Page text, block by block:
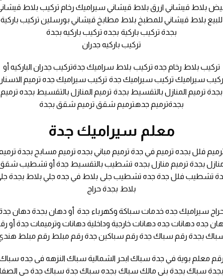
بلاط قيشاني ازرق بلاط قيشاني سيراميك رخام تركيب بلاط
للبيع بلاط قيشاني للمطبخ بلاط مطابخ قيشاني بورسلين تركيب باركية
بجدة تركيب باركية بجده تركيب باركيه بجدة
تركيب باركيه جدران
تركيب بلاط رخام جده تركيب بلاط سراميك جدةتركيب جدران الباركيه أو
سيراميك تركيب سيراميك جدة تركيب سيراميك جده ترميم
بجدة ترميم المنازل بالتقسيط بجدة ترميم المنازل بالتقسيط بجده ترميم
بجدةترميم جدهترميم شقق ترميم شقق بجدة
معلم سيراميك جدة
فلل بجده ترميم في جدة ترميم مباني بجده ترميم مسابح بجدة
بجدة ترميم منازل بجده تشطيب بالتقسيط جدة أو تشطيب
تشطيب فلل جدة جده تشطيب جلى بلاط في جده جلي بلاط بجدة
بلاط بجدة حراج
سيراميك جده خدمات سباكة وكهرباء جدة أو دهان بجدة دهان
جده دهانات جده دهانات خارجية وداخلية دهانات وترميمات جدة أو
بجدة رقم سباك جدة رقم سباكين جدة رقم مبلط رقم مبلط
معلم بوية في جدة سباك ابحر الشمالية سباك النزهه فى جده
بجدة سباك بجدة بني مالك سباك بجده سباك جدة سباك جدة حي الصفا